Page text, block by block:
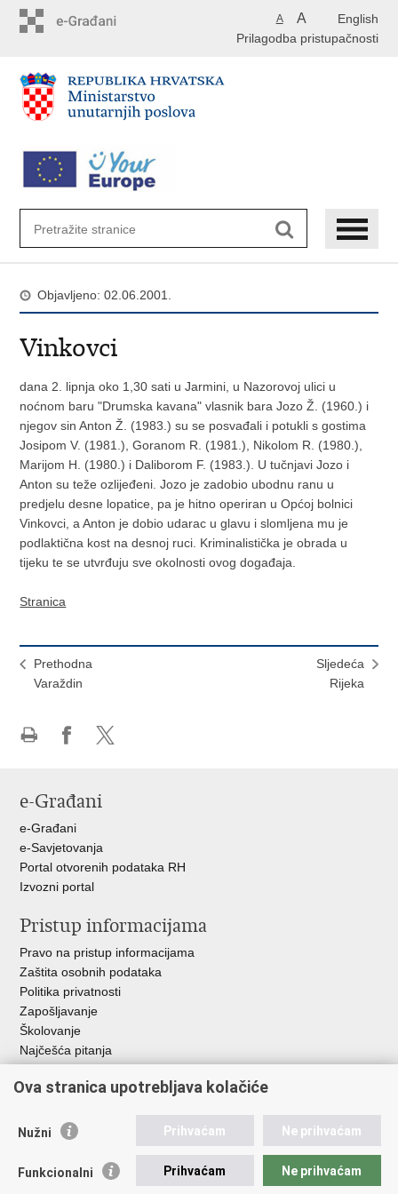
English
A A
Prilagodba pristupačnosti
Objavljeno: 02.06.2001.
Vinkovci
dana 2. lipnja oko 1,30 sati u Jarmini, u Nazorovoj ulici u
noćnom baru "Drumska kavana" vlasnik bara Jozo Ž. (1960.) i
njegov sin Anton Ž. (1983.) su se posvađali i potukli s gostima
Josipom V. (1981.), Goranom R. (1981.), Nikolom R. (1980.),
Marijom H. (1980.) i Daliborom F. (1983.). U tučnjavi Jozo i
Anton su teže ozlijeđeni. Jozo je zadobio ubodnu ranu u
predjelu desne lopatice, pa je hitno operiran u Općoj bolnici
Vinkovci, a Anton je dobio udarac u glavu i slomljena mu je
podlaktična kost na desnoj ruci. Kriminalistička je obrada u
tijeku te se utvrđuju sve okolnosti ovog događaja.
Stranica
Prethodna
Varaždin
Sljedeća
Rijeka
Facebooku
X-
e-Građani
e-Građani
e-Savjetovanja
Portal otvorenih podataka RH
Izvozni portal
Pristup informacijama
Pravo na pristup informacijama
Zaštita osobnih podataka
Politika privatnosti
Zapošljavanje
Školovanje
Najčešća pitanja
Važne poveznice
EMN Nacionalna kontaktna točka za Republiku Hrvatsku
Policijska akademija
Ova stranica upotrebljava kolačiće
Nužni Prihvaćam Ne prihvaćam
Funkcionalni Prihvaćam Ne prihvaćam